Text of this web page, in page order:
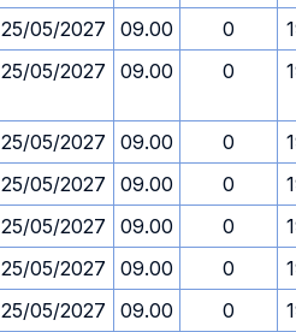
25/05/2027 09.00 0
25/05/2027 09.00 0
25/05/2027 09.00 0
25/05/2027 09.00 0
25/05/2027 09.00 0
25/05/2027 09.00 0
25/05/2027 09.00 0